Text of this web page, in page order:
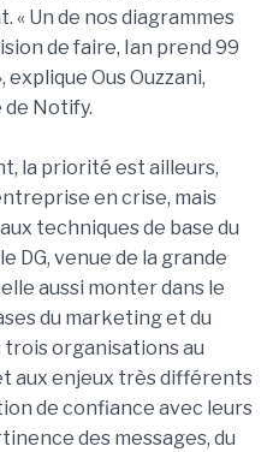
« Un de nos diagrammes
de faire, Ian prend 99
explique Ous Ouzzani,
Notify.
la priorité est ailleurs,
en crise, mais
techniques de base du
DG, venue de la grande
aussi monter dans le
du marketing et du
trois organisations au
aux enjeux très différents
de confiance avec leurs
des messages, du